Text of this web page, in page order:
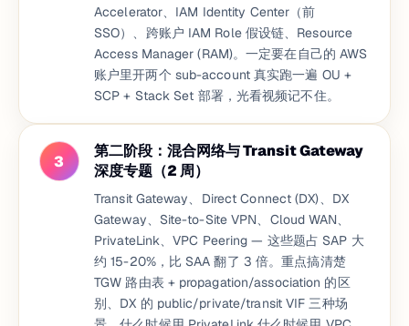
Accelerator、IAM Identity Center（前
SSO）、跨账户 IAM Role 假设链、Resource
Access Manager (RAM)。一定要在自己的 AWS
账户里开两个 sub-account 真实跑一遍 OU +
SCP + Stack Set 部署，光看视频记不住。
3
第二阶段：混合网络与 Transit Gateway
深度专题（2 周）
Transit Gateway、Direct Connect (DX)、DX
Gateway、Site-to-Site VPN、Cloud WAN、
PrivateLink、VPC Peering — 这些题占 SAP 大
约 15-20%，比 SAA 翻了 3 倍。重点搞清楚
TGW 路由表 + propagation/association 的区
别、DX 的 public/private/transit VIF 三种场